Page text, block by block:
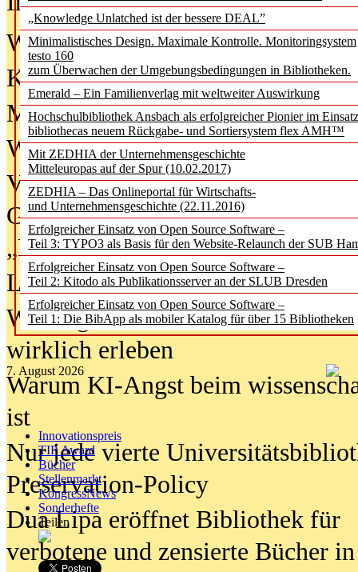
„Knowledge Unlatched ist der bessere DEAL”
Minimalistisches Design. Maximale Kontrolle. Monitoringsystem
testo 160
zum Überwachen der Umgebungsbedingungen in Bibliotheken.
Emerald – Ein Familienverlag mit weltweiter Auswirkung
Hochschulbibliothek Ansbach als erfolgreicher Pionier im
bibliothecas neuem Rückgabe- und Sortiersystem flex AMH™
Mit ZEDHIA der Unternehmensgeschichte
Mitteleuropas auf der Spur (10.02.2017)
ZEDHIA – Das Onlineportal für Wirtschafts-
und Unternehmensgeschichte (22.11.2016)
Erfolgreicher Einsatz von Open Source Software –
Teil 3: TYPO3 als Basis für den Website-Relaunch der SUB
Erfolgreicher Einsatz von Open Source Software –
Teil 2: Kitodo als Publikationsserver an der SLUB Dresden
Erfolgreicher Einsatz von Open Source Software –
Teil 1: Die BibApp als mobiler Katalog für über 15 Bibliotheken
7. August 2026
Innovationspreis
TIP Award
Bücher
Stellenmarkt
KongressNews
Sonderhefte
Teilen
Was Hochschul­bibliotheken von
Kinder in der digitalen Welt
Metadaten als Infrastruktur
Wenn Bots katalogisieren
Von Abschlusskleidern bis
Geisterjagd-Ausrüstung in der
„Library of Things“ unterwegs
Lesen als Infrastrukturaufgabe
Wie Jugendliche Social Media
wirklich erleben
Warum KI-Angst beim
ist
Nur jede vierte
Preservation-Policy
Dua Lipa eröffnet Bibliothek für
verbotene und zensierte Bücher